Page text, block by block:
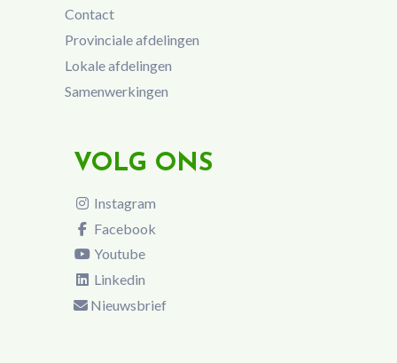
Contact
Provinciale afdelingen
Lokale afdelingen
Samenwerkingen
VOLG ONS
Instagram
Facebook
Youtube
Linkedin
Nieuwsbrief